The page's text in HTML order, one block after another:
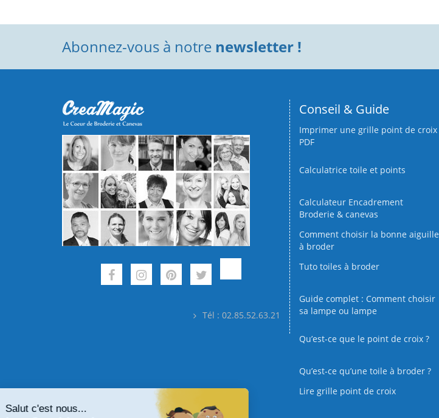
Abonnez-vous à notre newsletter !
Tél : 02.85.52.63.21
Conseil & Guide
Imprimer une grille point de croix
PDF
Calculatrice toile et points
Calculateur Encadrement
Broderie & canevas
Comment choisir la bonne aiguille
à broder
Tuto toiles à broder
Guide complet : Comment choisir
sa lampe ou lampe
Qu’est-ce que le point de croix ?
Qu’est‑ce qu’une toile à broder ?
Lire grille point de croix